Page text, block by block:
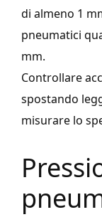
di almeno 1
pneumatici
mm.
Controllare
spostando
misurare lo